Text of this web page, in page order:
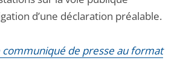
d’une déclaration préalable.
communiqué de presse au format